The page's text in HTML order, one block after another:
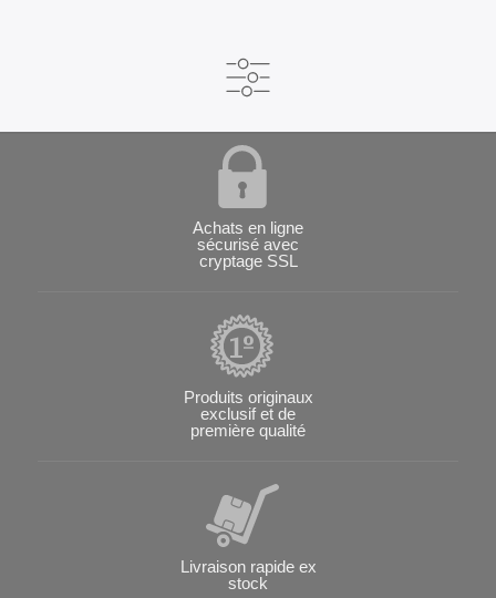
Achats en ligne
sécurisé avec
cryptage SSL
Produits originaux
exclusif et de
première qualité
Livraison rapide ex
stock